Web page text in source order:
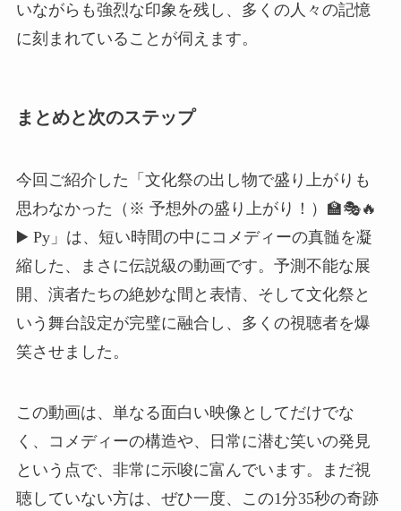
いながらも強烈な印象を残し、多くの人々の記憶
に刻まれていることが伺えます。
まとめと次のステップ
今回ご紹介した「文化祭の出し物で盛り上がりも
思わなかった（※ 予想外の盛り上がり！）🏫🎭🔥
▶️ Ру」は、短い時間の中にコメディーの真髄を凝
縮した、まさに伝説級の動画です。予測不能な展
開、演者たちの絶妙な間と表情、そして文化祭と
いう舞台設定が完璧に融合し、多くの視聴者を爆
笑させました。
この動画は、単なる面白い映像としてだけでな
く、コメディーの構造や、日常に潜む笑いの発見
という点で、非常に示唆に富んでいます。まだ視
聴していない方は、ぜひ一度、この1分35秒の奇跡